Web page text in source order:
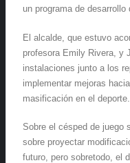
un programa de
El alcalde, que estuvo
profesora Emily Rivera, y
instalaciones junto a los
implementar mejoras
masificación en el deporte.
Sobre el césped de juego
sobre proyectar
futuro, pero sobretodo, el